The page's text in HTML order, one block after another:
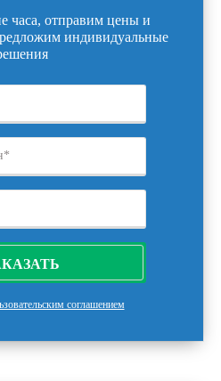
часа, отправим цены и
индивидуальные
соглашением